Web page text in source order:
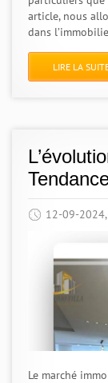
article, nous
dans
LIRE LA
12-09-
Le marché